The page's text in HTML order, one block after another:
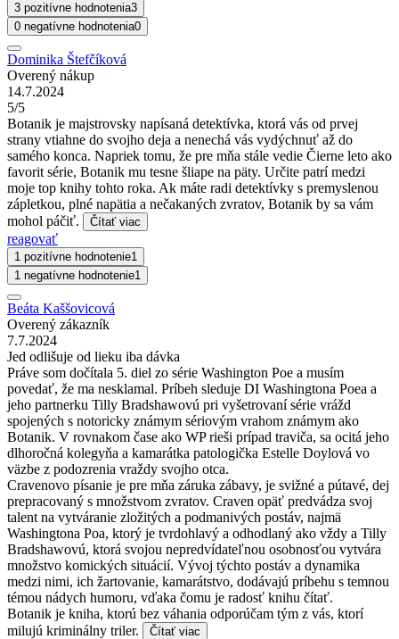
3 pozitívne hodnotenia3
0 negatívne hodnotenia0
Dominika Štefčíková
Overený nákup
14.7.2024
5/5
Botanik je majstrovsky napísaná detektívka, ktorá vás od prvej
strany vtiahne do svojho deja a nenechá vás vydýchnuť až do
samého konca. Napriek tomu, že pre mňa stále vedie Čierne leto ako
favorit série, Botanik mu tesne šliape na päty. Určite patrí medzi
moje top knihy tohto roka. Ak máte radi detektívky s premyslenou
zápletkou, plné napätia a nečakaných zvratov, Botanik by sa vám
mohol páčiť.
Čítať viac
reagovať
1 pozitívne hodnotenie1
1 negatívne hodnotenie1
Beáta Kaššovicová
Overený zákazník
7.7.2024
Jed odlišuje od lieku iba dávka
Práve som dočítala 5. diel zo série Washington Poe a musím
povedať, že ma nesklamal. Príbeh sleduje DI Washingtona Poea a
jeho partnerku Tilly Bradshawovú pri vyšetrovaní série vrážd
spojených s notoricky známym sériovým vrahom známym ako
Botanik. V rovnakom čase ako WP rieši prípad traviča, sa ocitá jeho
dlhoročná kolegyňa a kamarátka patologička Estelle Doylová vo
väzbe z podozrenia vraždy svojho otca.
Cravenovo písanie je pre mňa záruka zábavy, je svižné a pútavé, dej
prepracovaný s množstvom zvratov. Craven opäť predvádza svoj
talent na vytváranie zložitých a podmanivých postáv, najmä
Washingtona Poa, ktorý je tvrdohlavý a odhodlaný ako vždy a Tilly
Bradshawovú, ktorá svojou nepredvídateľnou osobnosťou vytvára
množstvo komických situácií. Vývoj týchto postáv a dynamika
medzi nimi, ich žartovanie, kamarátstvo, dodávajú príbehu s temnou
témou nádych humoru, vďaka čomu je radosť knihu čítať.
Botanik je kniha, ktorú bez váhania odporúčam tým z vás, ktorí
milujú kriminálny triler.
Čítať viac